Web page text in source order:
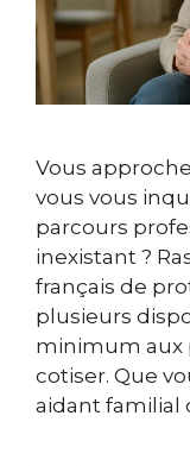
Vous
vous vous
parcours
inexistant ?
français de
plusieurs
minimum aux
cotiser. Que
aidant familial